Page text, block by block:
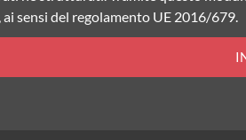
sensi del regolamento UE 2016/679.